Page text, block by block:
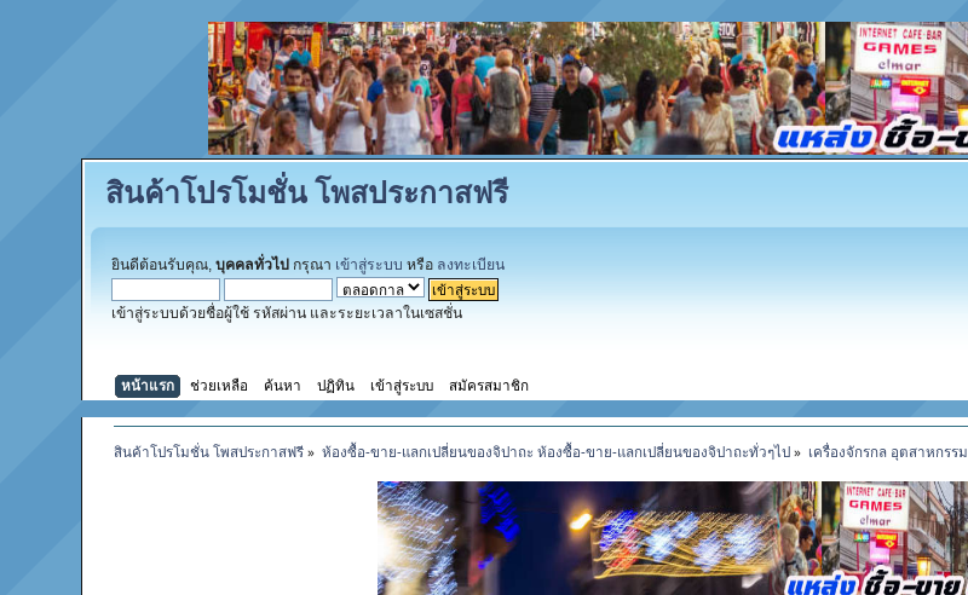
สินค้าโปรโมชั่น โพสประกาสฟรี
ยินดีต้อนรับคุณ,บุคคลทั่วไป กรุณา เข้าสู่ระบบ หรือ ลงทะเบียน
เข้าสู่ระบบด้วยชื่อผู้ใช้ รหัสผ่าน และระยะเวลาในเซสชั่น
หน้าแรก ช่วยเหลือ ค้นหา ปฏิทิน เข้าสู่ระบบ สมัครสมาชิก
สินค้าโปรโมชั่น โพสประกาสฟรี» ห้องซื้อ-ขาย-แลกเปลี่ยนของจิปาถะ ห้องซื้อ-ขาย-แลกเปลี่ยนของจิปาถะทั่วๆไป» เครื่องจักรกล อุตสาหกรรม